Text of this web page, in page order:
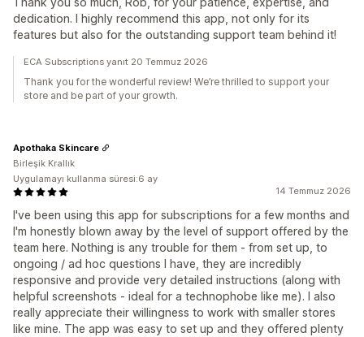
dedication. I highly recommend this app, not only for its
features but also for the outstanding support team behind it!
ECA Subscriptions yanıt 20 Temmuz 2026
Thank you for the wonderful review! We’re thrilled to support your
store and be part of your growth.
14 Temmuz 2026
I've been using this app for subscriptions for a few months and
I'm honestly blown away by the level of support offered by the
team here. Nothing is any trouble for them - from set up, to
ongoing / ad hoc questions I have, they are incredibly
responsive and provide very detailed instructions (along with
helpful screenshots - ideal for a technophobe like me). I also
really appreciate their willingness to work with smaller stores
like mine. The app was easy to set up and they offered plenty
Apothaka Skincare
Birleşik Krallık
Uygulamayı kullanma süresi:6 ay